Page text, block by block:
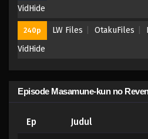
VidHide
240p LW Files OtakuFiles
VidHide
Episode Masamune-kun no
Ep Judul